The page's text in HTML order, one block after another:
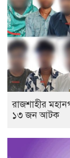
রাজশাহীর
১৩ জন আটক